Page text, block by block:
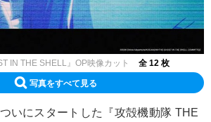
IN THE SHELL』OP映像カット 全 12 枚
写真をすべて見る
いにスタートした『攻殻機動隊 THE